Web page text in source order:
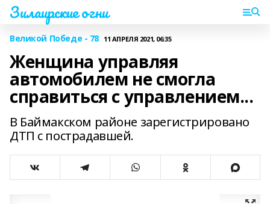
Зилаирские огни
Великой Победе - 78 11 АПРЕЛЯ 2021, 06:35
Женщина управляя
автомобилем не смогла
справиться с управлением...
В Баймакском районе зарегистрировано
ДТП с пострадавшей.